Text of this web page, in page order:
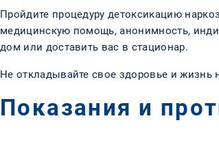
Пройдите процедуру детоксикацию
медицинскую помощь, анонимность,
дом или доставить вас в стационар.
Не откладывайте свое здоровье и
Показания и